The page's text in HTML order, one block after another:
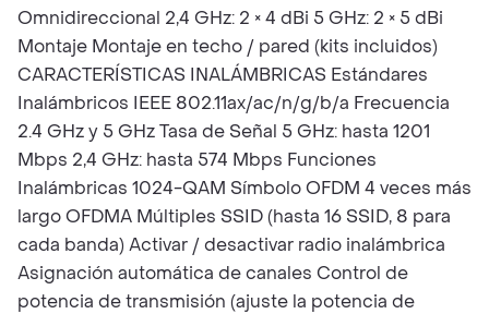
Omnidireccional 2,4 GHz: 2 × 4 dBi 5 GHz: 2 × 5 dBi
Montaje Montaje en techo / pared (kits incluidos)
CARACTERÍSTICAS INALÁMBRICAS Estándares
Inalámbricos IEEE 802.11ax/ac/n/g/b/a Frecuencia
2.4 GHz y 5 GHz Tasa de Señal 5 GHz: hasta 1201
Mbps 2,4 GHz: hasta 574 Mbps Funciones
Inalámbricas 1024-QAM Símbolo OFDM 4 veces más
largo OFDMA Múltiples SSID (hasta 16 SSID, 8 para
cada banda) Activar / desactivar radio inalámbrica
Asignación automática de canales Control de
potencia de transmisión (ajuste la potencia de